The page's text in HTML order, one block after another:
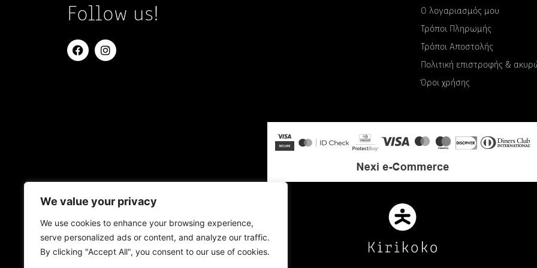
We value your privacy
We use cookies to enhance your browsing experience,
serve personalized ads or content, and analyze our traffic.
By clicking "Accept All", you consent to our use of cookies.
Follow us!
Ο λογαριασμός μου
Τρόποι Πληρωμής
Τρόποι Αποστολής
Πολιτική επιστροφής &
Όροι χρήσης